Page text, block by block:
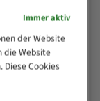
Immer aktiv
der Website
die Website
Cookies